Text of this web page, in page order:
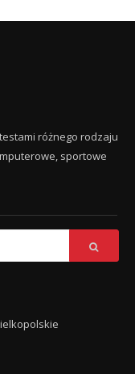
różnego rodzaju
sportowe